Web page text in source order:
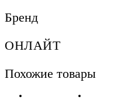
Бренд
ОНЛАЙТ
Похожие товары